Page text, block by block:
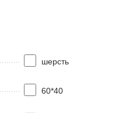
шерсть
60*40